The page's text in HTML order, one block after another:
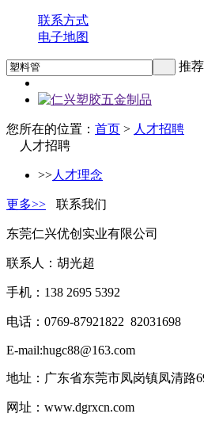
联系方式
电子地图
推
您所在的位置： 首页 > 人才招聘
人才招聘
>>人才理念
更多>> 联系我们
东莞仁兴优创实业有限公司
联系人：胡光超
手机：138 2695 5392
电话：0769-87921822 82031698
E-mail:hugc88@163.com
地址：广东省东莞市凤岗镇凤清路
网址：www.dgrxcn.com